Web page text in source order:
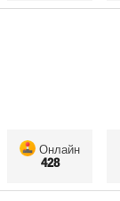
Онлайн
428